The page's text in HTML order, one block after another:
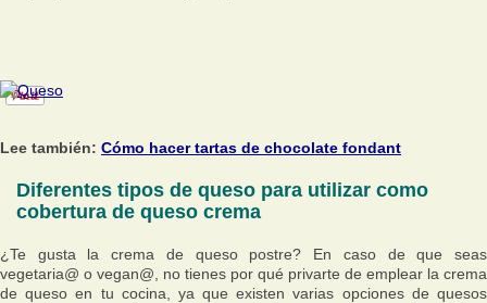
Lee también: Cómo hacer tartas de chocolate fondant
Diferentes tipos de queso para utilizar como
cobertura de queso crema
¿Te gusta la crema de queso postre? En caso de que seas
vegetaria@ o vegan@, no tienes por qué privarte de emplear la crema
de queso en tu cocina, ya que existen varias opciones de quesos